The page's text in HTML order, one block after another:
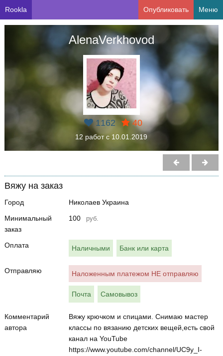
Rookla Опубликовать Меню
AlenaVerkhovod
1162 40
12 работ с 10.01.2019
Вяжу на заказ
Город
Николаев Украина
Минимальный
заказ
100 руб.
Оплата Наличными Банк или карта
Отправляю Наложенным платежом НЕ отправляю
Почта Самовывоз
Комментарий
автора
Вяжу крючком и спицами. Снимаю мастер
классы по вязанию детских вещей,есть свой
канал на YouTube
https://www.youtube.com/channel/UC9y_I-